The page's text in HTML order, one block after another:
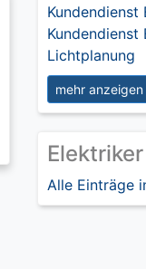
Kundendienst
Kundendienst
Lichtplanung
mehr anzeigen
Alle Einträge